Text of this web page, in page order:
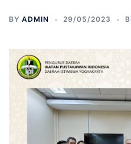
BY ADMIN 29/05/2023